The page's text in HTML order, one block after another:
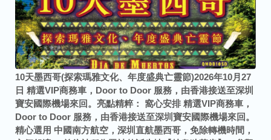
10天墨西哥(探索瑪雅文化、年度盛典亡靈節)2026年10月27
日 精選VIP商務車，Door to Door 服務，由香港接送至深圳
寶安國際機場來回。 亮點精粹：
窩心安排 精選VIP商務車，
Door to Door 服務，由香港接送至深圳寶安國際機場來回。
精心選用 中國南方航空，深圳直航墨西哥，免除轉機時間，